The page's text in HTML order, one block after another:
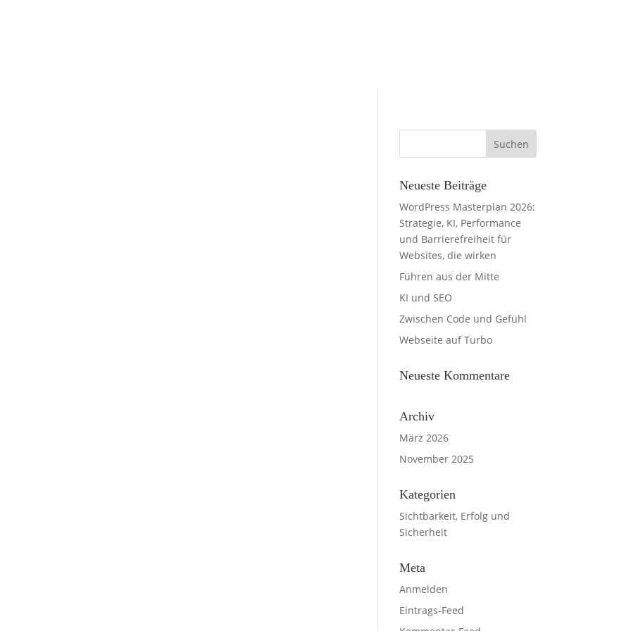
Neueste Beiträge
WordPress Masterplan 2026:
Strategie, KI, Performance
und Barrierefreiheit für
Websites, die wirken
Führen aus der Mitte
KI und SEO
Zwischen Code und Gefühl
Webseite auf Turbo
Neueste Kommentare
Archiv
März 2026
November 2025
Kategorien
Sichtbarkeit, Erfolg und
Sicherheit
Meta
Anmelden
Eintrags-Feed